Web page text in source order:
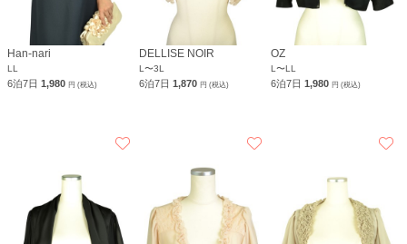
Han-nari
LL
6泊7日 1,980 円 (税込)
DELLISE NOIR
L〜3L
6泊7日1,870円 (税込)
OZ
L〜LL
6泊7日1,980円 (税込)